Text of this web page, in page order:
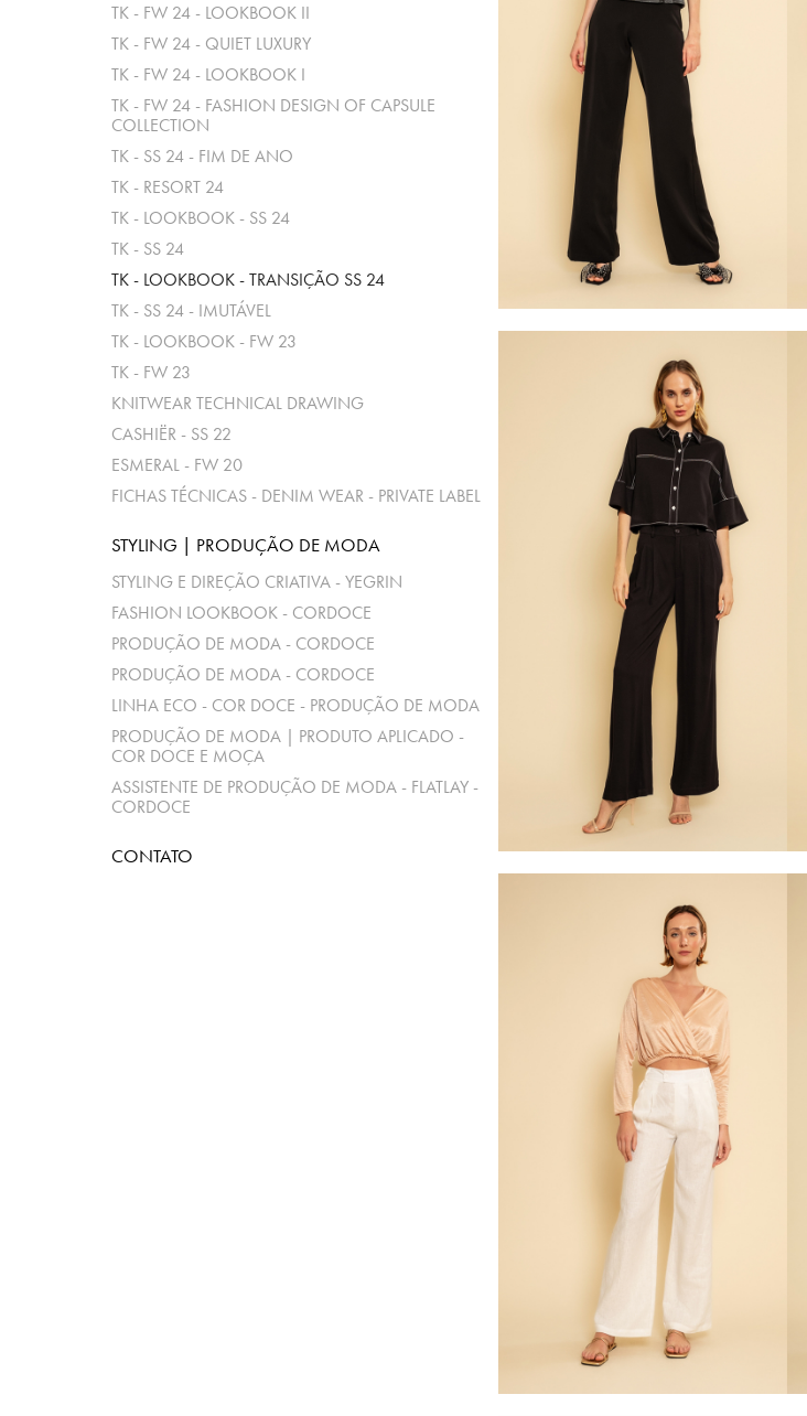
TK - FW 24 - LOOKBOOK II
TK - FW 24 - QUIET LUXURY
TK - FW 24 - LOOKBOOK I
TK - FW 24 - FASHION DESIGN OF CAPSULE
COLLECTION
TK - SS 24 - FIM DE ANO
TK - RESORT 24
TK - LOOKBOOK - SS 24
TK - SS 24
TK - LOOKBOOK - TRANSIÇÃO SS 24
TK - SS 24 - IMUTÁVEL
TK - LOOKBOOK - FW 23
TK - FW 23
KNITWEAR TECHNICAL DRAWING
CASHIËR - SS 22
ESMERAL - FW 20
FICHAS TÉCNICAS - DENIM WEAR - PRIVATE LABEL
STYLING | PRODUÇÃO DE MODA
STYLING E DIREÇÃO CRIATIVA - YEGRIN
FASHION LOOKBOOK - CORDOCE
PRODUÇÃO DE MODA - CORDOCE
PRODUÇÃO DE MODA - CORDOCE
LINHA ECO - COR DOCE - PRODUÇÃO DE MODA
PRODUÇÃO DE MODA | PRODUTO APLICADO -
COR DOCE E MOÇA
ASSISTENTE DE PRODUÇÃO DE MODA - FLATLAY -
CORDOCE
CONTATO